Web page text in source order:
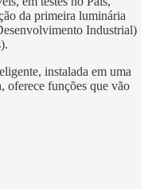
da primeira luminária
Industrial)
instalada em uma
oferece funções que vão